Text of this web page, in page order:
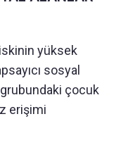
yüksek
sosyal
çocuk
erişimi